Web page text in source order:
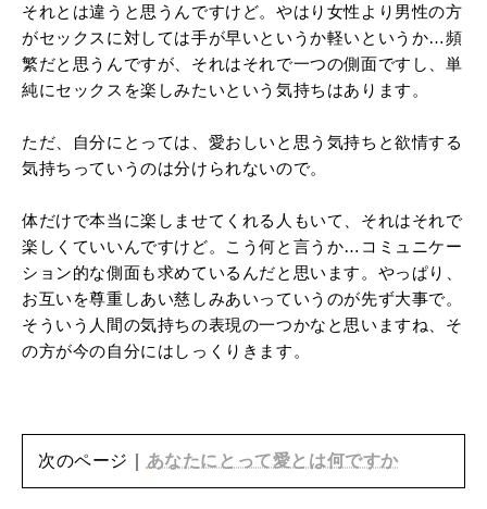
それとは違うと思うんですけど。やはり女性より男性の方
がセックスに対しては手が早いというか軽いというか…頻
繁だと思うんですが、それはそれで一つの側面ですし、単
純にセックスを楽しみたいという気持ちはあります。
ただ、自分にとっては、愛おしいと思う気持ちと欲情する
気持ちっていうのは分けられないので。
体だけで本当に楽しませてくれる人もいて、それはそれで
楽しくていいんですけど。こう何と言うか…コミュニケー
ション的な側面も求めているんだと思います。やっぱり、
お互いを尊重しあい慈しみあいっていうのが先ず大事で。
そういう人間の気持ちの表現の一つかなと思いますね、そ
の方が今の自分にはしっくりきます。
次のページ｜ あなたにとって愛とは何ですか